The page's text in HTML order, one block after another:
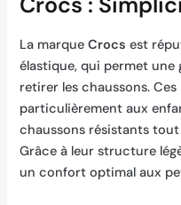
La marqueCrocs est
élastique, qui permet
retirer les chaussons.
particulièrement aux
chaussons résistants
Grâce à leur structure
un confort optimal aux